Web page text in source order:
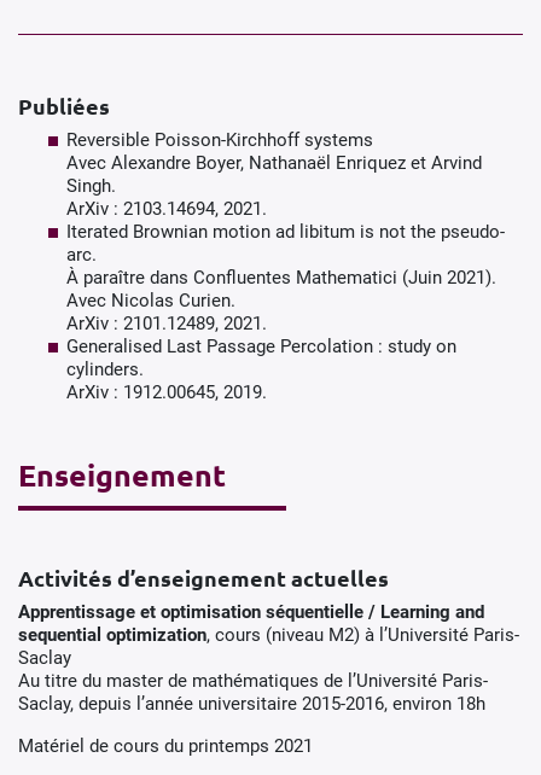
Publiées
Reversible Poisson-Kirchhoff systems
Avec Alexandre Boyer, Nathanaël Enriquez et Arvind
Singh.
ArXiv : 2103.14694, 2021.
Iterated Brownian motion ad libitum is not the pseudo-
arc.
À paraître dans Confluentes Mathematici (Juin 2021).
Avec Nicolas Curien.
ArXiv : 2101.12489, 2021.
Generalised Last Passage Percolation : study on
cylinders.
ArXiv : 1912.00645, 2019.
Enseignement
Activités d’enseignement actuelles
Apprentissage et optimisation séquentielle / Learning and
sequential optimization, cours (niveau M2) à l’Université Paris-
Saclay
Au titre du master de mathématiques de l’Université Paris-
Saclay, depuis l’année universitaire 2015-2016, environ 18h
Matériel de cours du printemps 2021